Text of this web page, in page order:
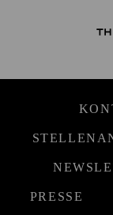
PRESSE